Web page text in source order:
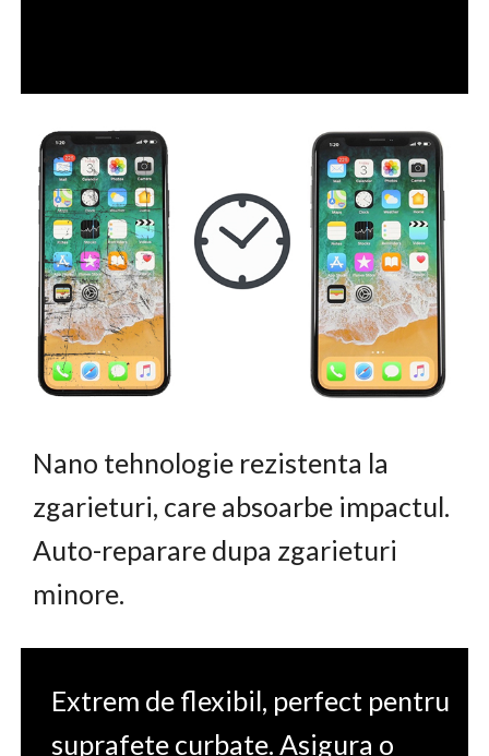
Nano tehnologie rezistenta la
zgarieturi, care absoarbe impactul.
Auto-reparare dupa zgarieturi
minore.
Extrem de flexibil, perfect pentru
suprafete curbate. Asigura o